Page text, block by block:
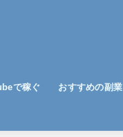
で稼ぐ おすすめの副業